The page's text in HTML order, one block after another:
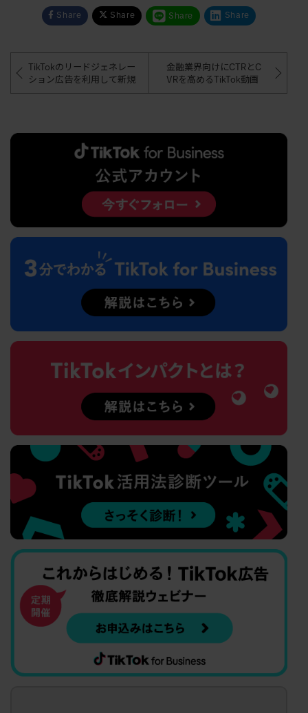
Share Share Share Share
TikTokのリードジェネレー
ション広告を利用して新規
オーディエンスを発見し、1
金融業界向けにCTRとC
VRを高めるTikTok動画
広告のクリエイティブTi